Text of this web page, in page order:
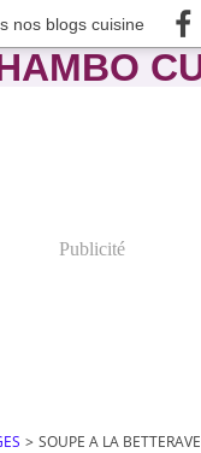
nos blogs cuisine
Publicité
> SOUPE A LA BETTERAVE